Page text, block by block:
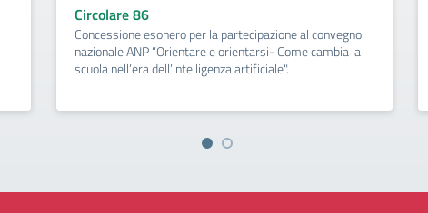
Circolare 86
Concessione esonero per la partecipazione al convegno
nazionale ANP “Orientare e orientarsi- Come cambia la
scuola nell’era dell’intelligenza artificiale".